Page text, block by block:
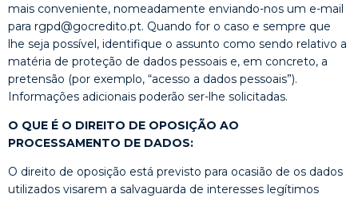
mais conveniente, nomeadamente enviando-nos um e-mail
para rgpd@gocredito.pt. Quando for o caso e sempre que
lhe seja possível, identifique o assunto como sendo relativo a
matéria de proteção de dados pessoais e, em concreto, a
pretensão (por exemplo, “acesso a dados pessoais”).
Informações adicionais poderão ser-lhe solicitadas.
O QUE É O DIREITO DE OPOSIÇÃO AO
PROCESSAMENTO DE DADOS:
O direito de oposição está previsto para ocasião de os dados
utilizados visarem a salvaguarda de interesses legítimos